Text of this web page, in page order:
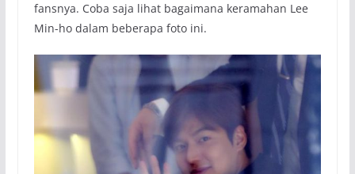
fansnya. Coba saja lihat bagaimana keramahan Lee
Min-ho dalam beberapa foto ini.